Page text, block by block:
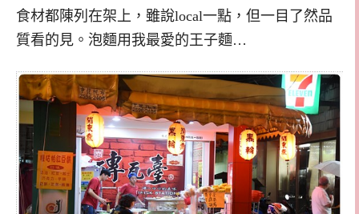
食材都陳列在架上，雖說local一點，但一目了然品
質看的見。泡麵用我最愛的王子麵…